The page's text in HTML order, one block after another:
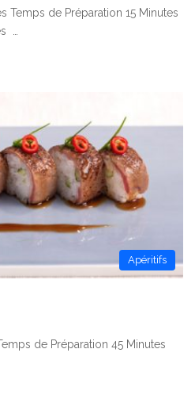
Temps de Préparation 15 Minutes
…
Apéritifs
de Préparation 45 Minutes